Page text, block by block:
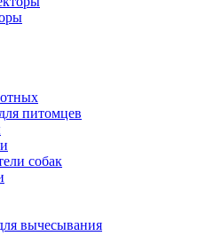
питомцев
собак
вычесывания